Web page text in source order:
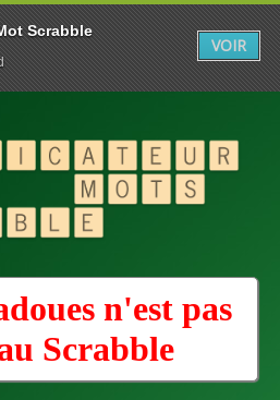
n'est pas
Scrabble
Scrabble
VOIR